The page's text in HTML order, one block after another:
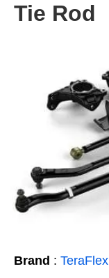
Tie Rod
Brand : TeraFlex